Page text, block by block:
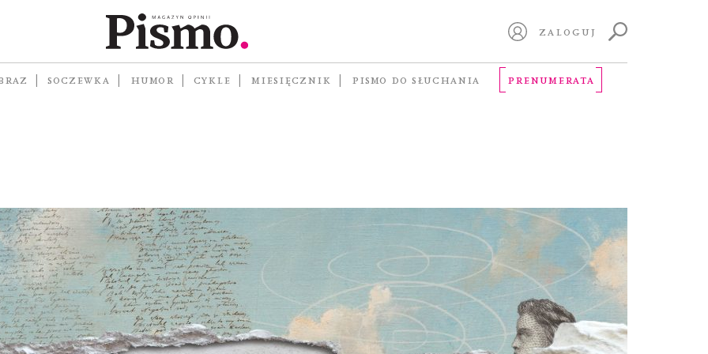
ZALOGUJ
SOCZEWKA HUMOR CYKLE MIESIĘCZNIK PISMO DO SŁUCHANIA PRENUMERATA